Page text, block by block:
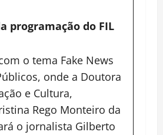
programação do FIL
o tema Fake News
onde a Doutora
e Cultura,
Rego Monteiro da
o jornalista Gilberto